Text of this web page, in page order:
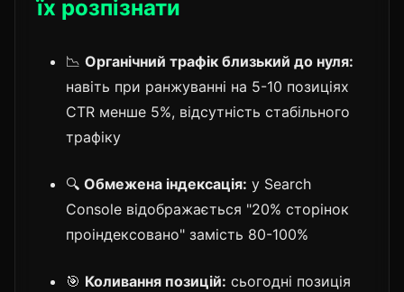
їх розпізнати
📉 Органічний трафік близький до нуля:
навіть при ранжуванні на 5-10 позиціях
CTR менше 5%, відсутність стабільного
трафіку
🔍 Обмежена індексація: у Search
Console відображається "20% сторінок
проіндексовано" замість 80-100%
🎯 Коливання позицій: сьогодні позиція